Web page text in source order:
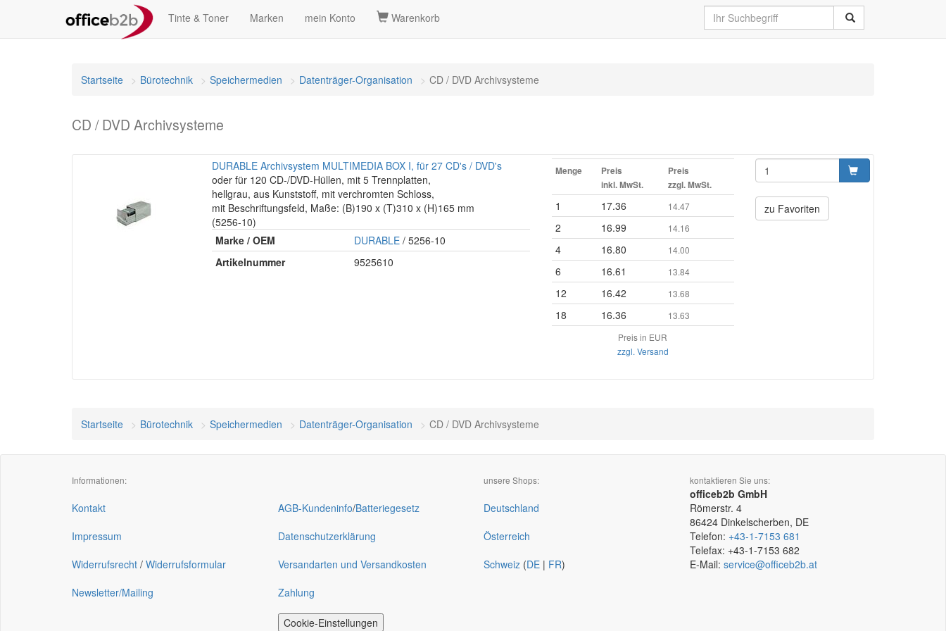
Tinte & Toner Marken mein Konto Warenkorb
Startseite Bürotechnik Speichermedien Datenträger-Organisation CD / DVD Archivsysteme
CD / DVD Archivsysteme
DURABLE Archivsystem MULTIMEDIA BOX I, für 27 CD's / DVD's
oder für 120 CD-/DVD-Hüllen, mit 5 Trennplatten,
hellgrau, aus Kunststoff, mit verchromten Schloss,
mit Beschriftungsfeld, Maße: (B)190 x (T)310 x (H)165 mm
(5256-10)
Marke / OEM
DURABLE / 5256-10
Artikelnummer
9525610
Menge
Preis
inkl. MwSt.
Preis
zzgl. MwSt.
1 17.36 14.47
2 16.99 14.16
4 16.80 14.00
6 16.61 13.84
12 16.42 13.68
18 16.36
13.63
Preis in EUR
zzgl. Versand
zu Favoriten
Startseite Bürotechnik Speichermedien Datenträger-Organisation CD / DVD Archivsysteme
Informationen:
Kontakt
Impressum
Widerrufsrecht / Widerrufsformular
Newsletter/Mailing
AGB-Kundeninfo/Batteriegesetz
Datenschutzerklärung
Versandarten und Versandkosten
Zahlung
Cookie-Einstellungen
unsere Shops:
Deutschland
Österreich
Schweiz (DE | FR)
kontaktieren Sie uns:
officeb2b GmbH
Römerstr. 4
86424 Dinkelscherben, DE
Telefon: +43-1-7153 681
Telefax: +43-1-7153 682
E-Mail: service@officeb2b.at